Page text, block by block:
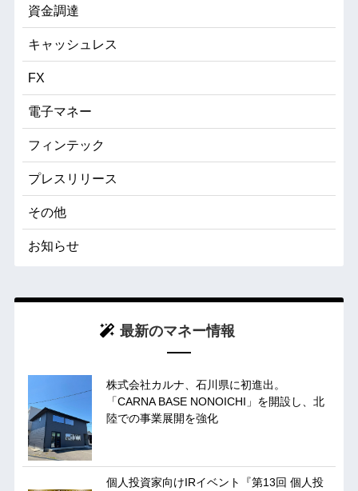
資金調達
キャッシュレス
FX
電子マネー
フィンテック
プレスリリース
その他
お知らせ
最新のマネー情報
株式会社カルナ、石川県に初進出。
「CARNA BASE NONOICHI」を開設し、北
陸での事業展開を強化
個人投資家向けIRイベント『第13回 個人投